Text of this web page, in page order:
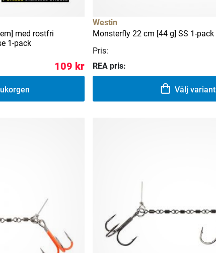
med rostfri
1-pack
109 kr
Westin
Monsterfly 22 cm [44 g] SS 1-pack
Pris:
REA pris:
Välj variant